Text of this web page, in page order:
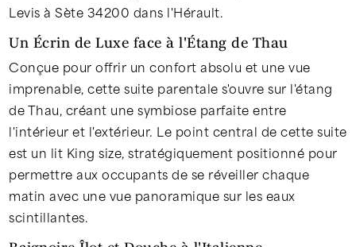
Levis à Sète 34200 dans l'Hérault.
Un Écrin de Luxe face à l'Étang de Thau
Conçue pour offrir un confort absolu et une vue
imprenable, cette suite parentale s'ouvre sur l'étang
de Thau, créant une symbiose parfaite entre
l'intérieur et l'extérieur. Le point central de cette suite
est un lit King size, stratégiquement positionné pour
permettre aux occupants de se réveiller chaque
matin avec une vue panoramique sur les eaux
scintillantes.